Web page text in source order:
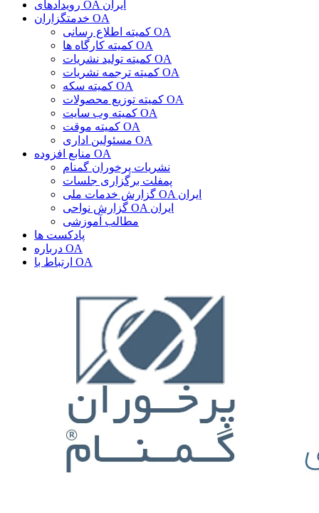
رویدادهای OA ایران
خدمتگزاران OA
کمیته اطلاع رسانی OA
کمیته کارگاه ها OA
کمیته تولید نشریات OA
کمیته ترجمه نشریات OA
کمیته سکه OA
کمیته توزیع محصولات OA
کمیته وب سایت OA
کمیته موقت OA
مسئولین اداری OA
منابع افزوده OA
نشریات پرخوران گمنام
پمفلت برگزاری جلسات
گزارش خدمات ملی OA ایران
گزارش نواحی OA ایران
مطالب آموزشی
پادکست ها
درباره OA
ارتباط با OA